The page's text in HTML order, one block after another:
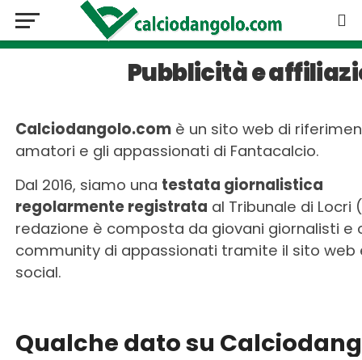
Pubblicità e
Calciodangolo.comè un sito web di
amatori e gli appassionati di Fantacalcio.
Dal 2016, siamo una testata giornalistica
regolarmente registrata al Tribunale di Locri
redazione è composta da giovani giornalisti e
community di appassionati tramite il sito web
social.
Qualche dato su